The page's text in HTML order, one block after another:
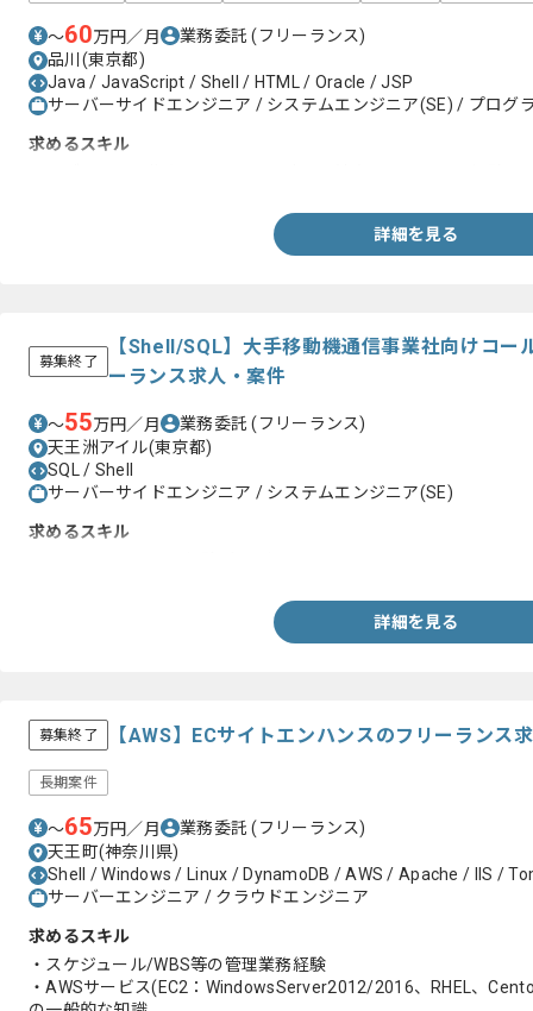
〜60万円／月 業務委託(フリーランス)
品川(東京都)
Java / JavaScript / Shell / HTML / Oracle / JSP
サーバーサイドエンジニア / システムエンジニア(SE) / プログ
求めるスキル
詳細を見る
募集終了
【Shell/SQL】大手移動機通信事業社向けコー
ーランス求人・案件
〜55万円／月 業務委託(フリーランス)
天王洲アイル(東京都)
SQL / Shell
サーバーサイドエンジニア / システムエンジニア(SE)
求めるスキル
詳細を見る
募集終了 【AWS】ECサイトエンハンスのフリーランス
長期案件
〜65万円／月 業務委託(フリーランス)
天王町(神奈川県)
Shell / Windows / Linux / DynamoDB / AWS / Apache / IIS /
サーバーエンジニア / クラウドエンジニア
求めるスキル
・スケジュール/WBS等の管理業務経験
・AWSサービス(EC2：WindowsServer2012/2016、RHEL、